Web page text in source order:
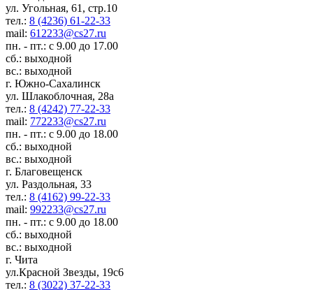
ул. Угольная, 61, стр.10
тел.: 8 (4236) 61-22-33
mail: 612233@cs27.ru
пн. - пт.: с 9.00 до 17.00
сб.: выходной
вс.: выходной
г. Южно-Сахалинск
ул. Шлакоблочная, 28а
тел.: 8 (4242) 77-22-33
mail: 772233@cs27.ru
пн. - пт.: с 9.00 до 18.00
сб.: выходной
вс.: выходной
г. Благовещенск
ул. Раздольная, 33
тел.: 8 (4162) 99-22-33
mail: 992233@cs27.ru
пн. - пт.: с 9.00 до 18.00
сб.: выходной
вс.: выходной
г. Чита
ул.Красной Звезды, 19с6
тел.: 8 (3022) 37-22-33